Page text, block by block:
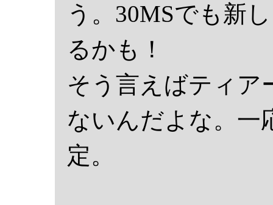
う。30MSでも新
るかも！
そう言えばティア
ないんだよな。一
定。